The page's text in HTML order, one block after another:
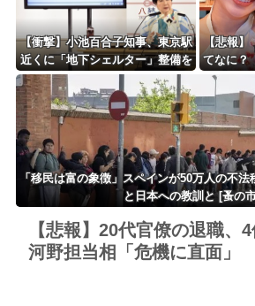
【衝撃】小池百合子知事、東京駅
近くに「地下シェルター」整備を
正式表明ｗｗｗｗｗｗｗｗｗ
【悲報】
てなに？
ッキズ
「移民は富の象徴」スペインが50万人の不
と日本への教訓と [蚤の
【悲報】20代官僚の退職
河野担当相「危機に直面」